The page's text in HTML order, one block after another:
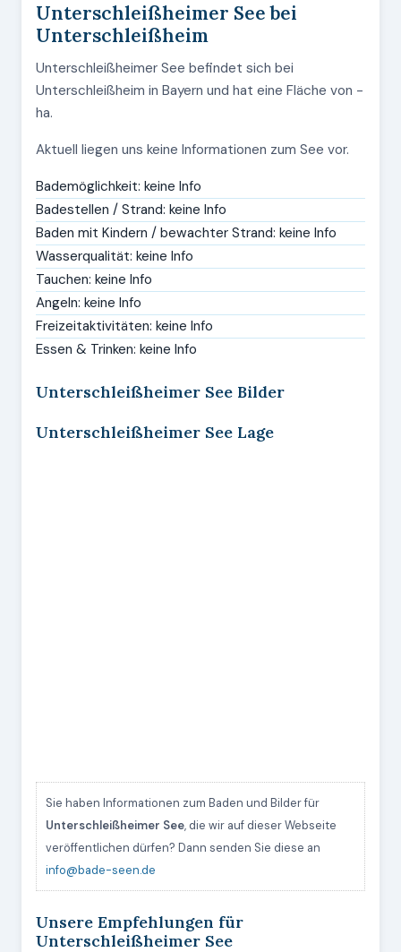
Unterschleißheimer See bei
Unterschleißheim
Unterschleißheimer See befindet sich bei
Unterschleißheim in Bayern und hat eine Fläche von -
ha.
Aktuell liegen uns keine Informationen zum See vor.
Bademöglichkeit: keine Info
Badestellen / Strand: keine Info
Baden mit Kindern / bewachter Strand: keine Info
Wasserqualität: keine Info
Tauchen: keine Info
Angeln: keine Info
Freizeitaktivitäten: keine Info
Essen & Trinken: keine Info
Unterschleißheimer See Bilder
Unterschleißheimer See Lage
Sie haben Informationen zum Baden und Bilder für
Unterschleißheimer See, die wir auf dieser Webseite
veröffentlichen dürfen? Dann senden Sie diese an
info@bade-seen.de
Unsere Empfehlungen für
Unterschleißheimer See